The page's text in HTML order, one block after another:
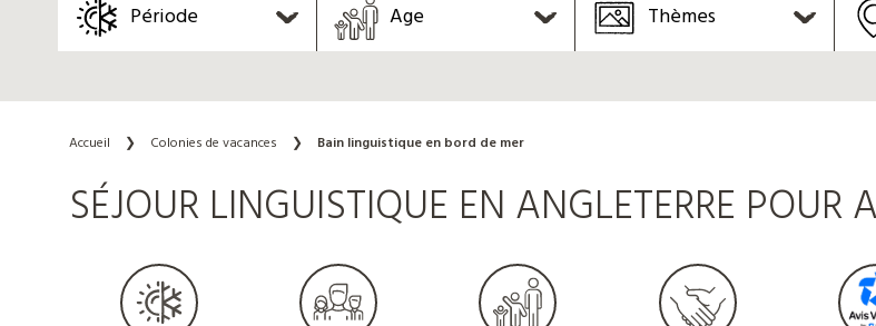
Période Age Thèmes
Accueil ❯ Colonies de vacances ❯ Bain linguistique en bord de mer
SÉJOUR LINGUISTIQUE EN ANGLETERRE POUR